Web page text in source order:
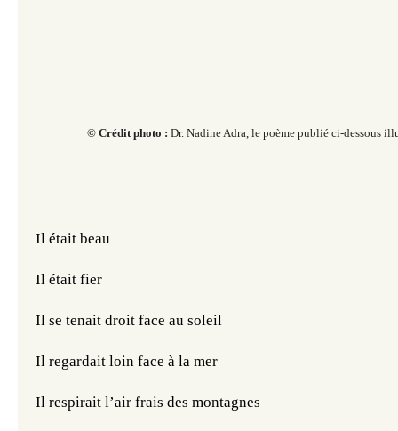
© Crédit photo : Dr. Nadine Adra, le poème publié ci-dessous
Il était beau
Il était fier
Il se tenait droit face au soleil
Il regardait loin face à la mer
Il respirait l’air frais des montagnes